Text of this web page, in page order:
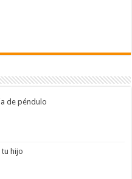
de péndulo
tu hijo